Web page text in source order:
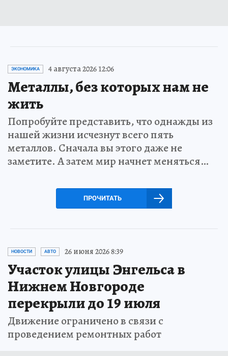
ЭКОНОМИКА 4 августа 2026 12:06
Металлы, без которых нам не
жить
Попробуйте представить, что однажды из
нашей жизни исчезнут всего пять
металлов. Сначала вы этого даже не
заметите. А затем мир начнет меняться…
ПРОЧИТАТЬ
НОВОСТИ АВТО 26 июня 2026 8:39
Участок улицы Энгельса в
Нижнем Новгороде
перекрыли до 19 июля
Движение ограничено в связи с
проведением ремонтных работ